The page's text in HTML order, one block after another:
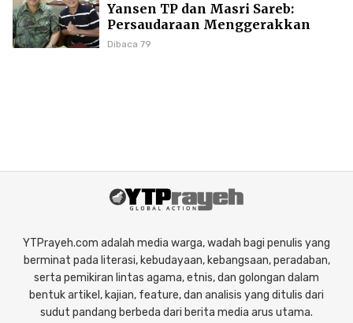
Yansen TP dan Masri Sareb:
Persaudaraan Menggerakkan
Literasi Borneo
Dibaca 79
YTPrayeh.com adalah media warga, wadah bagi penulis yang
berminat pada literasi, kebudayaan, kebangsaan, peradaban,
serta pemikiran lintas agama, etnis, dan golongan dalam
bentuk artikel, kajian, feature, dan analisis yang ditulis dari
sudut pandang berbeda dari berita media arus utama.